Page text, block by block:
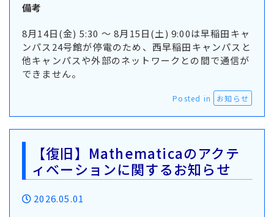
備考
8月14日(金) 5:30 ～ 8月15日(土) 9:00は早稲田キャ
ンパス24号館が停電のため、西早稲田キャンパスと
他キャンパスや外部のネットワークとの間で通信が
できません。
Posted in お知らせ
【復旧】Mathematicaのアクテ
ィベーションに関するお知らせ
2026.05.01